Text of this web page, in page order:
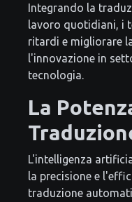
Integrando la
lavoro quotidiani, i
ritardi e migliorare
l'innovazione in
tecnologia.
La
L'intelligenza
la precisione e
traduzione